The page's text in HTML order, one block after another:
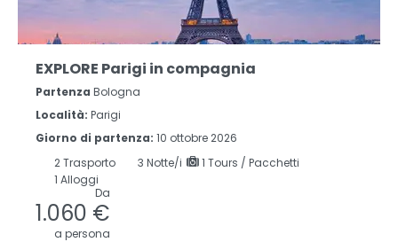
EXPLORE Parigi in compagnia
Partenza Bologna
Località: Parigi
Giorno di partenza: 10 ottobre 2026
2Trasporto 3 Notte/i
1 Tours / Pacchetti
1 Alloggi
Da
1.060 €
a persona